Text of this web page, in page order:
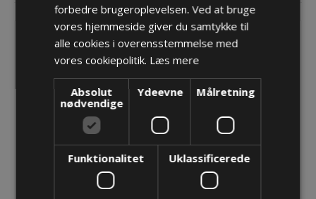
ROBOTRAX Holder -
R140X
R100/R140X Galvaniseret
stålwire Ø4 mm
forbedre brugeroplevelsen. Ved at bruge
vores hjemmeside giver du samtykke til
alle cookies i overensstemmelse med
vores cookiepolitik. Læs mere
Absolut
nødvendige
Ydeevne Målretning
Funktionalitet Uklassificerede